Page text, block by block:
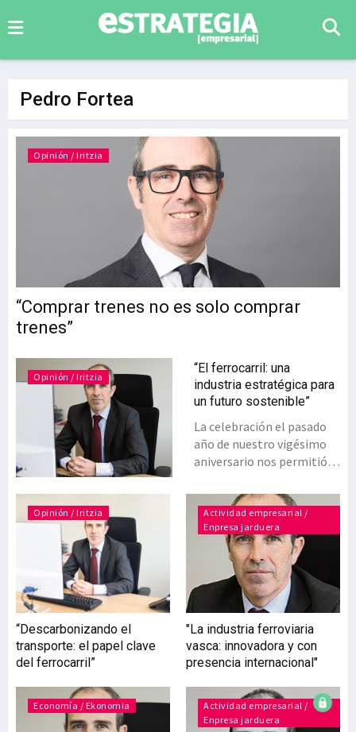
Pedro Fortea
“Comprar trenes no es solo comprar
trenes”
Opinión / Iritzia
Opinión / Iritzia
“El ferrocarril: una
industria estratégica para
un futuro sostenible”
La celebración el pasado
año de nuestro vigésimo
aniversario nos permitió
décadas de avances en
nuestras infraestructuras
y en el sistema ferroviario.
Hemos vivido una
transformación profunda,
con un crecimiento
destacado en la
nuestras empresas y en la
innovación del sector. En
ese contexto, publicamos
en el pasado mes de abril,
un estudio de cocreación
con actores clave del
Opinión / Iritzia
“Descarbonizando el
transporte: el papel clave
del ferrocarril”
Actividad empresarial /
Enpresa jarduera
"La industria ferroviaria
vasca: innovadora y con
presencia internacional"
Economía / Ekonomia
Actividad empresarial /
Enpresa jarduera